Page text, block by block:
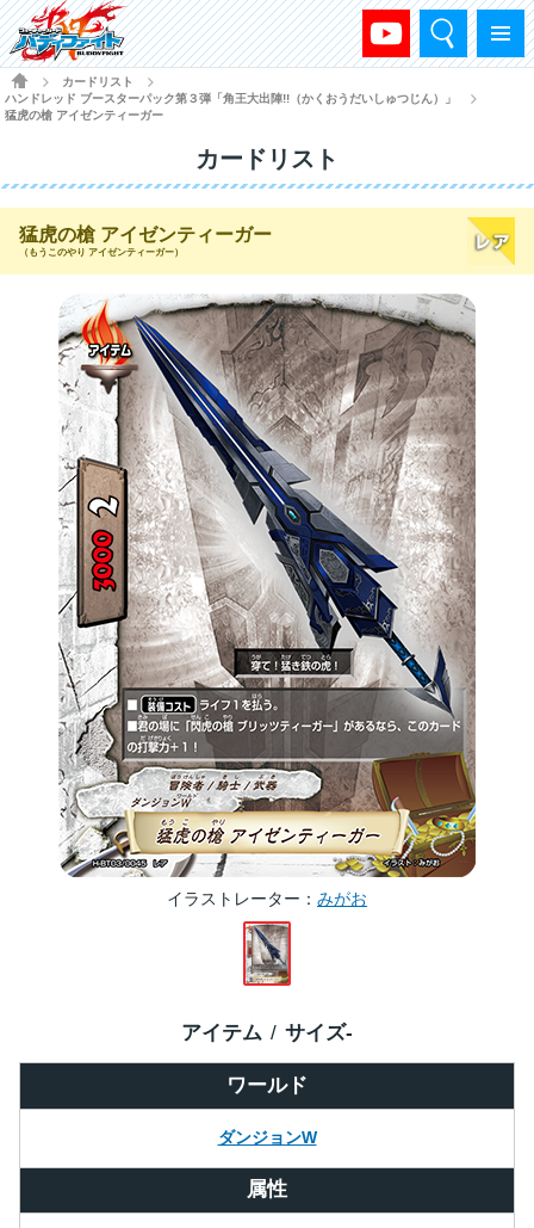
メニュー
検索
HOME
カードリスト
ハンドレッド ブースターパック第３弾「角王大出陣!!（かくおうだいしゅつじん）」
猛虎の槍 アイゼンティーガー
カードリスト
猛虎の槍 アイゼンティーガー
（もうこのやり アイゼンティーガー）
イラストレーター みがお
ワールド
ダンジョンW
アイテム サイズ-
属性